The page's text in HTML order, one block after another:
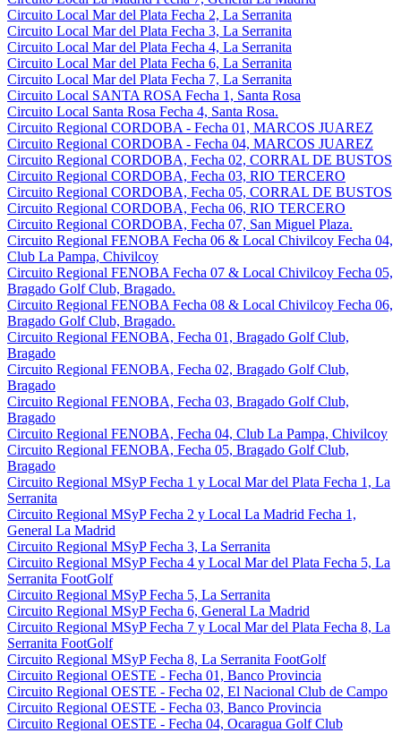
Circuito Local Mar del Plata Fecha 2, La Serranita
Circuito Local Mar del Plata Fecha 3, La Serranita
Circuito Local Mar del Plata Fecha 4, La Serranita
Circuito Local Mar del Plata Fecha 6, La Serranita
Circuito Local Mar del Plata Fecha 7, La Serranita
Circuito Local SANTA ROSA Fecha 1, Santa Rosa
Circuito Local Santa Rosa Fecha 4, Santa Rosa.
Circuito Regional CORDOBA - Fecha 01, MARCOS JUAREZ
Circuito Regional CORDOBA - Fecha 04, MARCOS JUAREZ
Circuito Regional CORDOBA, Fecha 02, CORRAL DE BUSTOS
Circuito Regional CORDOBA, Fecha 03, RIO TERCERO
Circuito Regional CORDOBA, Fecha 05, CORRAL DE BUSTOS
Circuito Regional CORDOBA, Fecha 06, RIO TERCERO
Circuito Regional CORDOBA, Fecha 07, San Miguel Plaza.
Circuito Regional FENOBA Fecha 06 & Local Chivilcoy Fecha 04,
Club La Pampa, Chivilcoy
Circuito Regional FENOBA Fecha 07 & Local Chivilcoy Fecha 05,
Bragado Golf Club, Bragado.
Circuito Regional FENOBA Fecha 08 & Local Chivilcoy Fecha 06,
Bragado Golf Club, Bragado.
Circuito Regional FENOBA, Fecha 01, Bragado Golf Club,
Bragado
Circuito Regional FENOBA, Fecha 02, Bragado Golf Club,
Bragado
Circuito Regional FENOBA, Fecha 03, Bragado Golf Club,
Bragado
Circuito Regional FENOBA, Fecha 04, Club La Pampa, Chivilcoy
Circuito Regional FENOBA, Fecha 05, Bragado Golf Club,
Bragado
Circuito Regional MSyP Fecha 1 y Local Mar del Plata Fecha 1, La
Serranita
Circuito Regional MSyP Fecha 2 y Local La Madrid Fecha 1,
General La Madrid
Circuito Regional MSyP Fecha 3, La Serranita
Circuito Regional MSyP Fecha 4 y Local Mar del Plata Fecha 5, La
Serranita FootGolf
Circuito Regional MSyP Fecha 5, La Serranita
Circuito Regional MSyP Fecha 6, General La Madrid
Circuito Regional MSyP Fecha 7 y Local Mar del Plata Fecha 8, La
Serranita FootGolf
Circuito Regional MSyP Fecha 8, La Serranita FootGolf
Circuito Regional OESTE - Fecha 01, Banco Provincia
Circuito Regional OESTE - Fecha 02, El Nacional Club de Campo
Circuito Regional OESTE - Fecha 03, Banco Provincia
Circuito Regional OESTE - Fecha 04, Ocaragua Golf Club